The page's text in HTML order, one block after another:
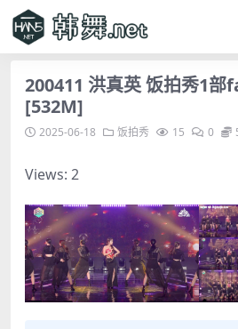
200411 洪真英 饭拍秀1
[532M]
2025-06-18 饭拍秀 15 0
Views: 2